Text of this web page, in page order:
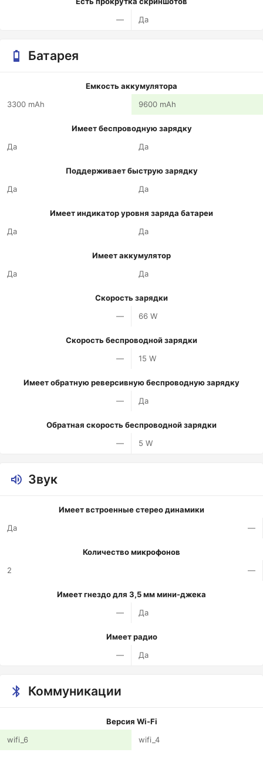
—
Да
Батарея
Емкость аккумулятора
3300 mAh
9600 mAh
Имеет беспроводную зарядку
Да
Да
Поддерживает быструю зарядку
Да
Да
Имеет индикатор уровня заряда батареи
Да
Да
Имеет аккумулятор
Да
Да
Скорость зарядки
—
66 W
Скорость беспроводной зарядки
—
15 W
Имеет обратную реверсивную беспроводную зарядку
—
Да
Обратная скорость беспроводной зарядки
—
5 W
Звук
Имеет встроенные стерео динамики
Да
—
Количество микрофонов
2
—
Имеет гнездо для 3,5 мм мини-джека
—
Да
Имеет радио
—
Да
Коммуникации
Версия Wi-Fi
wifi_6
wifi_4